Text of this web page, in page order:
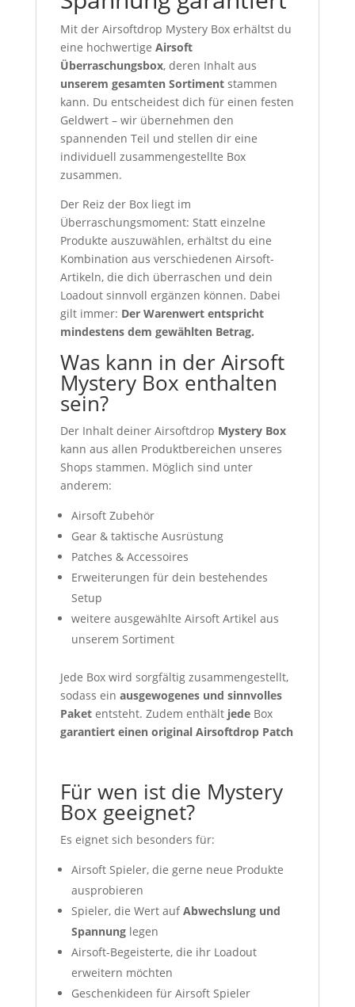
Mit der Airsoftdrop Mystery Box erhältst du
eine hochwertige Airsoft
Überraschungsbox, deren Inhalt aus
unserem gesamten Sortimentstammen
kann. Du entscheidest dich für einen festen
Geldwert – wir übernehmen den
spannenden Teil und stellen dir eine
individuell zusammengestellte Box
zusammen.
Der Reiz der Box liegt im
Überraschungsmoment: Statt einzelne
Produkte auszuwählen, erhältst du eine
Kombination aus verschiedenen Airsoft-
Artikeln, die dich überraschen und dein
Loadout sinnvoll ergänzen können. Dabei
gilt immer: Der Warenwert entspricht
mindestens dem gewählten Betrag.
Was kann in der Airsoft
Mystery Box enthalten
sein?
Der Inhalt deiner Airsoftdrop Mystery Box
kann aus allen Produktbereichen unseres
Shops stammen. Möglich sind unter
anderem:
Airsoft Zubehör
Gear & taktische Ausrüstung
Patches & Accessoires
Erweiterungen für dein bestehendes
Setup
weitere ausgewählte Airsoft Artikel aus
unserem Sortiment
Jede Box wird sorgfältig zusammengestellt,
sodass ein ausgewogenes und sinnvolles
Paketentsteht. Zudem enthält jede Box
garantiert einen original Airsoftdrop Patch
Für wen ist die Mystery
Box geeignet?
Es eignet sich besonders für:
Airsoft Spieler, die gerne neue Produkte
ausprobieren
Spieler, die Wert aufAbwechslung und
Spannunglegen
Airsoft-Begeisterte, die ihr Loadout
erweitern möchten
Geschenkideen für Airsoft Spieler